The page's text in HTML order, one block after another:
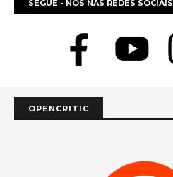
SEGUE - NOS NAS REDES SOCIAIS
OPENCRITIC